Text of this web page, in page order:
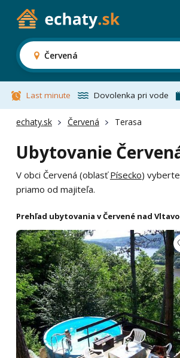
Červená
Last minute Dovolenka pri vode
echaty.sk Červená Terasa
Ubytovanie
V obci Červená (oblasťPísecko)
priamo od majiteľa.
Prehľad ubytovania v Červené nad